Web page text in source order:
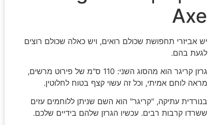
Axe
יש אביזרי תחפושת שכולם רואים, ויש כאלה שכולם רוצים
לגעת בהם.
גרזן קריגר הוא מהסוג השני: 110 ס"מ של פירוט מרשים,
מראה לוחם אמיתי, וכל זה עשוי קצף בטוח לחלוטין.
בנורדית עתיקה, "קריגר" הוא השם שניתן ללוחמים עזים
ששרדו קרבות רבים. עכשיו הגרזן שלהם בידיים שלכם.